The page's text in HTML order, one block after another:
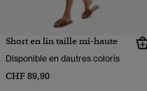
Short en lin taille mi-haute
Disponible en dautres coloris
CHF 89,90